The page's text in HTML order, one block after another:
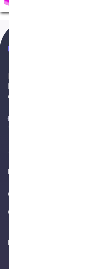
Hệ thống gởi mail
Nơi chia sẻ các kiến
cuộc sống, văn học, ...
Đăng ký để nhận những
Footer 1
Giới thiệu
Cửa hàng
Footer 2